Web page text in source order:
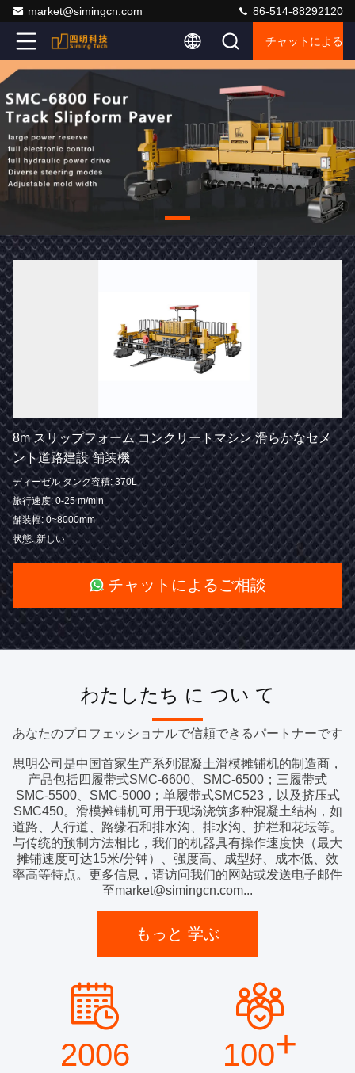
market@simingcn.com 86-514-88292120
チャットによる
8m スリップフォーム コンクリートマシン 滑らかなセメ
ント道路建設 舗装機
ディーゼル タンク容積: 370L
旅行速度: 0-25 m/min
舗装幅: 0~8000mm
状態: 新しい
チャットによるご相談
わたしたち に つい て
あなたのプロフェッショナルで信頼できるパートナーです
思明公司是中国首家生产系列混凝土滑模摊铺机的制造商，
产品包括四履带式SMC-6600、SMC-6500；三履带式
SMC-5500、SMC-5000；单履带式SMC523，以及挤压式
SMC450。滑模摊铺机可用于现场浇筑多种混凝土结构，如
道路、人行道、路缘石和排水沟、排水沟、护栏和花坛等。
与传统的预制方法相比，我们的机器具有操作速度快（最大
摊铺速度可达15米/分钟）、强度高、成型好、成本低、效
率高等特点。更多信息，请访问我们的网站或发送电子邮件
至market@simingcn.com...
もっと 学ぶ
2006 100+